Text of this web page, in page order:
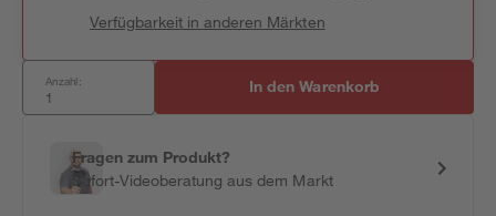
Verfügbarkeit in anderen Märkten
Anzahl: In den Warenkorb
Fragen zum Produkt?
Sofort-Videoberatung aus dem Markt